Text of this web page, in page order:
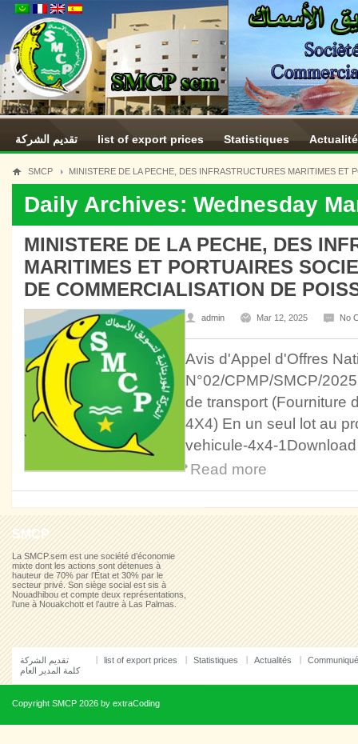
تقديم الشركة list of export prices Statistiques
SMCP MINISTERE DE LA PECHE, DES INFRASTRUCTURES MARITIMES
Daily Archives: Wednesday
MINISTERE DE LA PECHE, DES
MARITIMES ET PORTUAIRES
DE COMMERCIALISATION DE
admin Mar 12, 2025 No
Avis d'Appel d'Offres
N°02/CPMP/SMCP/
de transport (Fourniture
4X4) En un seul lot au
vehicule-4x4-1Download
Read more
SMCP
La SMCP.sem est une société d’économie
mixte dont les actions sont détenues à
hauteur de 70% par l’État et 30% par le
secteur privé. Son siège social est sis à
Nouadhibou et compte deux représentations,
l’une à Nouakchott et l’autre à Las Palmas.
تقديم الشركة
كلمة المدير العام
list of export prices Statistiques Actualités
Copyright SMCP 2026 by extraCoding